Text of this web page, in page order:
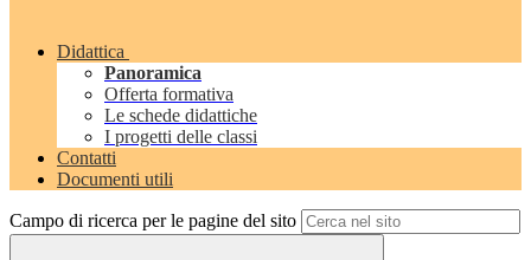
Didattica
Panoramica
Offerta formativa
Le schede didattiche
I progetti delle classi
Contatti
Documenti utili
Campo di ricerca per le pagine del sito